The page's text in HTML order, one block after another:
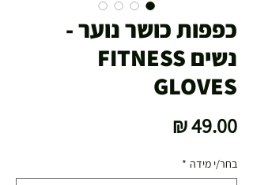
כפפות כושר נוער -
נשים FITNESS
GLOVES
בחר/י מידה *